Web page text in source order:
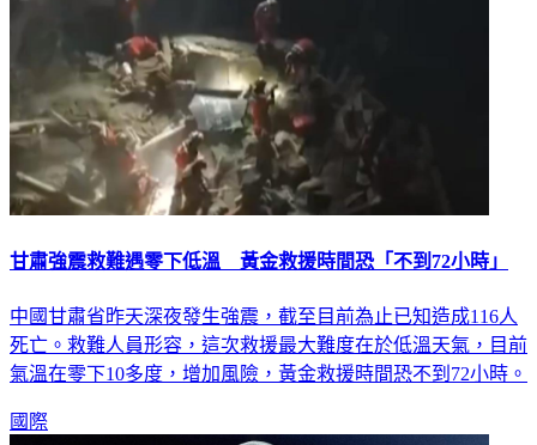
甘肅強震救難遇零下低溫 黃金救援時間恐「不到72小時」
中國甘肅省昨天深夜發生強震，截至目前為止已知造成116人
死亡。救難人員形容，這次救援最大難度在於低溫天氣，目前
氣溫在零下10多度，增加風險，黃金救援時間恐不到72小時。
國際